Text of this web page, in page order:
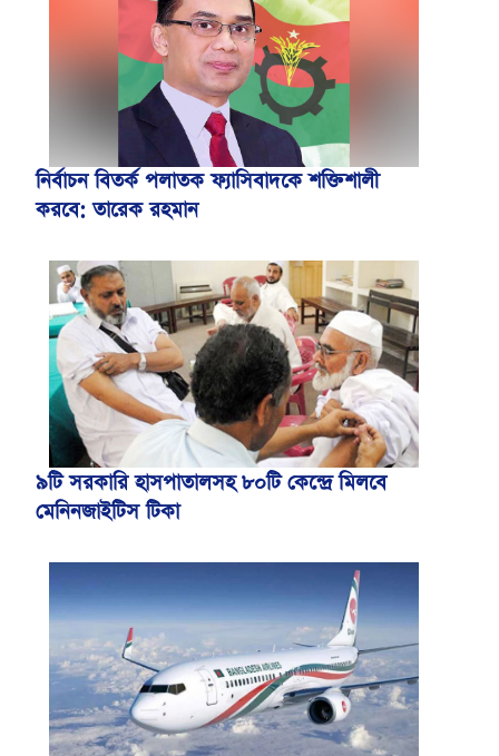
নির্বাচন বিতর্ক পলাতক ফ্যাসিবাদকে শক্তিশালী
করবে: তারেক রহমান
৯টি সরকারি হাসপাতালসহ ৮০টি কেন্দ্রে মিলবে
মেনিনজাইটিস টিকা